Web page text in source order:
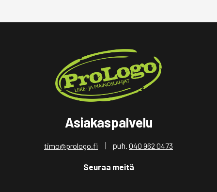
Asiakaspalvelu
timo@prologo.fi | puh. 040 962 0473
Seuraa meitä